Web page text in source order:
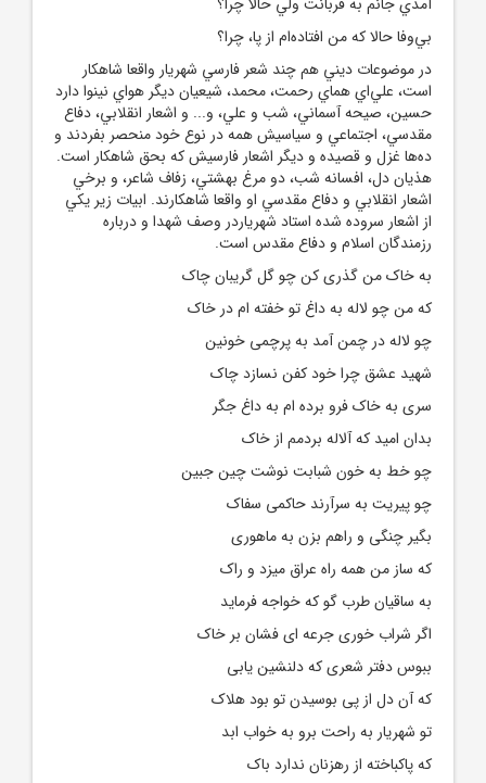
بي‌‌وفا حالا که من افتاده‌ام از پا، چرا؟
در موضوعات ديني هم چند شعر فارسي شهريار واقعا شاهکار
است، علي‌اي هماي رحمت، محمد، شيعيان ديگر هواي نينوا دارد
حسين، صيحه آسماني، شب و علي، و... و اشعار انقلابي، دفاع
مقدسي، اجتماعي و سياسيش همه در نوع خود منحصر بفردند و
ده‌ها غزل و قصيده و ديگر اشعار فارسيش که بحق شاهکار است.
هذيان دل، افسانه شب، دو مرغ بهشتي، زفاف شاعر، و برخي
اشعار انقلابي و دفاع مقدسي او واقعا شاهکارند. ابيات زير يکي
از اشعار سروده شده استاد شهرياردر وصف شهدا و درباره
رزمندگان اسلام و دفاع مقدس است.
به خاک من گذری کن چو گل گریبان چاک
که من چو لاله به داغ تو خفته ام در خاک
چو لاله در چمن آمد به پرچمی خونین
شهید عشق چرا خود کفن نسازد چاک
سری به خاک فرو برده ام به داغ جگر
بدان امید که آلاله بردمم از خاک
چو خط به خون شبابت نوشت چین جبین
چو پیریت به سرآرند حاکمی سفاک
بگیر چنگی و راهم بزن به ماهوری
که ساز من همه راه عراق میزد و راک
به ساقیان طرب گو که خواجه فرماید
اگر شراب خوری جرعه ای فشان بر خاک
ببوس دفتر شعری که دلنشین یابی
که آن دل از پی بوسیدن تو بود هلاک
تو شهریار به راحت برو به خواب ابد
که پاکباخته از رهزنان ندارد باک